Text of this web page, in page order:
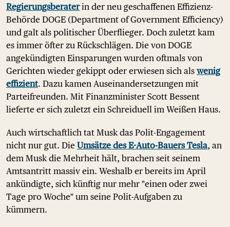
Regierungsberaterin der neu geschaffenen Effizienz-
Behörde DOGE (Department of Government Efficiency)
und galt als politischer Überflieger. Doch zuletzt kam
es immer öfter zu Rückschlägen. Die von DOGE
angekündigten Einsparungen wurden oftmals von
Gerichten wieder gekippt oder erwiesen sich als wenig
effizient. Dazu kamen Auseinandersetzungen mit
Parteifreunden. Mit Finanzminister Scott Bessent
lieferte er sich zuletzt ein Schreiduell im Weißen Haus.
Auch wirtschaftlich tat Musk das Polit-Engagement
nicht nur gut. Die Umsätze des E-Auto-Bauers Tesla, an
dem Musk die Mehrheit hält, brachen seit seinem
Amtsantritt massiv ein. Weshalb er bereits im April
ankündigte, sich künftig nur mehr "einen oder zwei
Tage pro Woche" um seine Polit-Aufgaben zu
kümmern.